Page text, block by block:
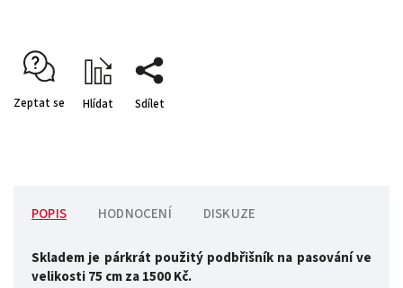
Zeptat se Hlídat Sdílet
POPIS HODNOCENÍ DISKUZE
Skladem je párkrát použitý podbřišník na pasování ve
velikosti 75 cm za 1500 Kč.